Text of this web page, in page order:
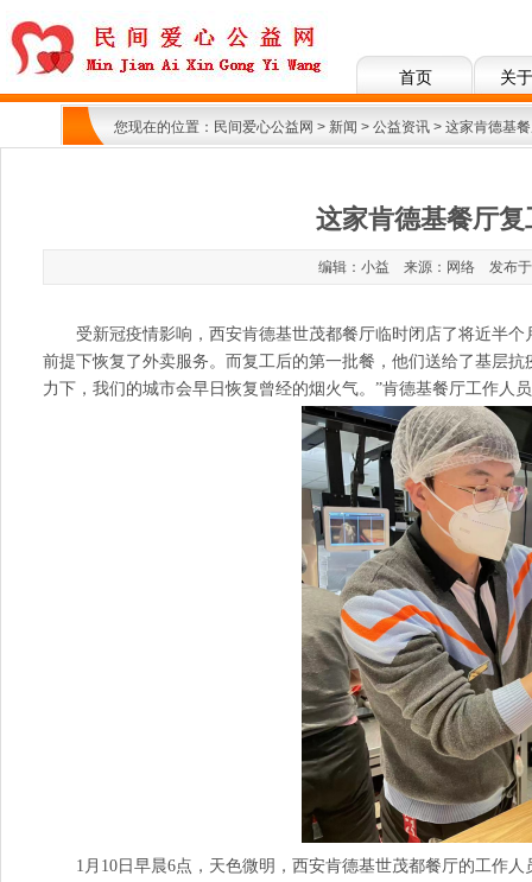
首页 关
您现在的位置： 民间爱心公益网 > 新闻 > 公益资讯 > 这家肯德基
这家肯德基餐厅
编辑：小益 来源：网络 发布
受新冠疫情影响，西安肯德基世茂都餐厅临时闭店了将近半个
前提下恢复了外卖服务。而复工后的第一批餐，他们送给了基层
力下，我们的城市会早日恢复曾经的烟火气。”肯德基餐厅工作人
1月10日早晨6点，天色微明，西安肯德基世茂都餐厅的工作人